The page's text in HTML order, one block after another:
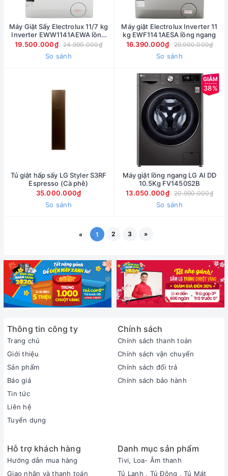
Máy Giặt Sấy Electrolux 11/7 kg
Inverter EWW1141AEWA lồng
ngang
19.500.000₫ 24.990.000₫
So sánh
Máy giặt Electrolux Inverter 11
kg EWF1141AESA lồng ngang
16.390.000₫
29.900.000₫
So sánh
Tủ giặt hấp sấy LG Styler S3RF
Espresso (Cà phê)
35.000.000₫
So sánh
38%
Máy giặt lồng ngang LG AI DD
10.5Kg FV1450S2B
13.050.000₫
20.990.000₫
So sánh
« 1 2 3 »
Thông tin công ty
Trang chủ
Giới thiệu
Sản phẩm
Báo giá
Tin tức
Liên hệ
Tuyển dụng
Chính sách
Chính sách thanh toán
Chính sách vận chuyển
Chính sách đổi trả
Chính sách bảo hành
Hỗ trợ khách hàng
Hướng dẫn mua hàng
Giao nhận và thanh toán
Danh mục sản phẩm
Tivi, Loa- Âm thanh
Tủ Lạnh , Tủ Đông , Tủ Mát